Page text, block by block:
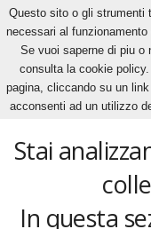
Home Tags Spurs
Spurs
Stai
In questa
Questo sito o gli strumenti
necessari al
Se vuoi saperne di piu o
consulta la cookie
pagina, cliccando su un
acconsenti ad un utilizzo